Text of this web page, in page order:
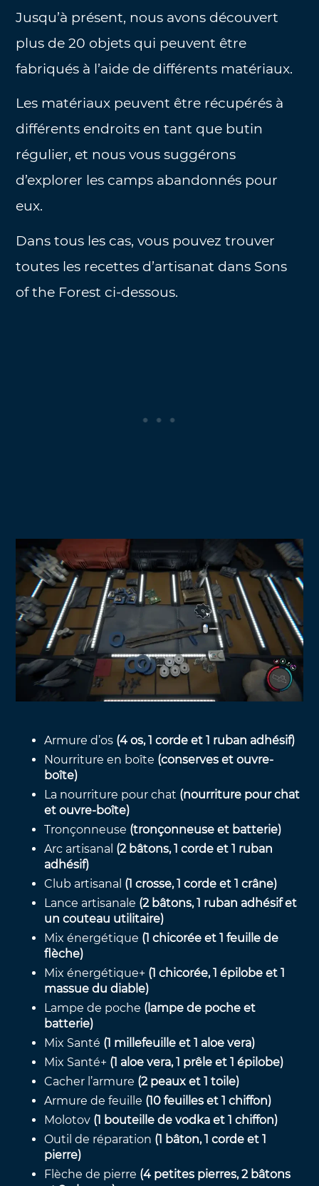
Jusqu’à présent, nous avons découvert
plus de 20 objets qui peuvent être
fabriqués à l’aide de différents matériaux.
Les matériaux peuvent être récupérés à
différents endroits en tant que butin
régulier, et nous vous suggérons
d’explorer les camps abandonnés pour
eux.
Dans tous les cas, vous pouvez trouver
toutes les recettes d’artisanat dans Sons
of the Forest ci-dessous.
Armure d’os (4 os, 1 corde et 1 ruban adhésif)
Nourriture en boîte (conserves et ouvre-
boîte)
La nourriture pour chat (nourriture pour chat
et ouvre-boîte)
Tronçonneuse (tronçonneuse et batterie)
Arc artisanal (2 bâtons, 1 corde et 1 ruban
adhésif)
Club artisanal (1 crosse, 1 corde et 1 crâne)
Lance artisanale (2 bâtons, 1 ruban adhésif et
un couteau utilitaire)
Mix énergétique (1 chicorée et 1 feuille de
flèche)
Mix énergétique+ (1 chicorée, 1 épilobe et 1
massue du diable)
Lampe de poche (lampe de poche et
batterie)
Mix Santé (1 millefeuille et 1 aloe vera)
Mix Santé+ (1 aloe vera, 1 prêle et 1 épilobe)
Cacher l’armure (2 peaux et 1 toile)
Armure de feuille (10 feuilles et 1 chiffon)
Molotov (1 bouteille de vodka et 1 chiffon)
Outil de réparation (1 bâton, 1 corde et 1
pierre)
Flèche de pierre (4 petites pierres, 2 bâtons